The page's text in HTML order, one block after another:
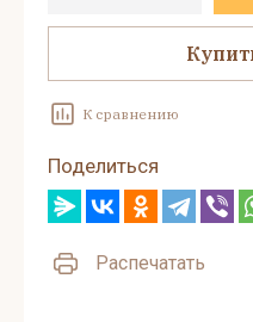
К сравнению
Поделиться
Распечатать